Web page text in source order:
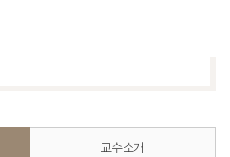
교수소개